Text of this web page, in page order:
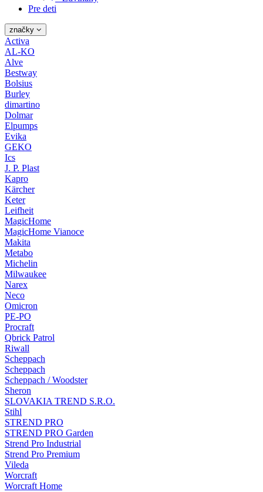
Pre deti
značky
Activa
AL-KO
Alve
Bestway
Bolsius
Burley
dimartino
Dolmar
Elpumps
Evika
GEKO
Ics
J. P. Plast
Kapro
Kärcher
Keter
Leifheit
MagicHome
MagicHome Vianoce
Makita
Metabo
Michelin
Milwaukee
Narex
Neco
Omicron
PE-PO
Procraft
Qbrick Patrol
Riwall
Scheppach
Scheppach
Scheppach / Woodster
Sheron
SLOVAKIA TREND S.R.O.
Stihl
STREND PRO
STREND PRO Garden
Strend Pro Industrial
Strend Pro Premium
Vileda
Worcraft
Worcraft Home